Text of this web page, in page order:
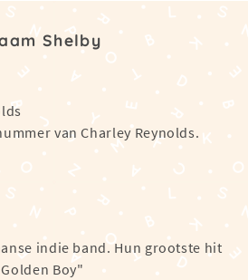
Shelby
van Charley Reynolds.
indie band. Hun grootste hit
Boy"